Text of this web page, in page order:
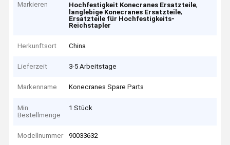
Markieren Hochfestigkeit Konecranes Ersatzteile,
langlebige Konecranes Ersatzteile,
Ersatzteile für Hochfestigkeits-
Reichstapler
Herkunftsort China
Lieferzeit 3-5 Arbeitstage
Markenname Konecranes Spare Parts
Min
Bestellmenge
1 Stück
Modellnummer 90033632